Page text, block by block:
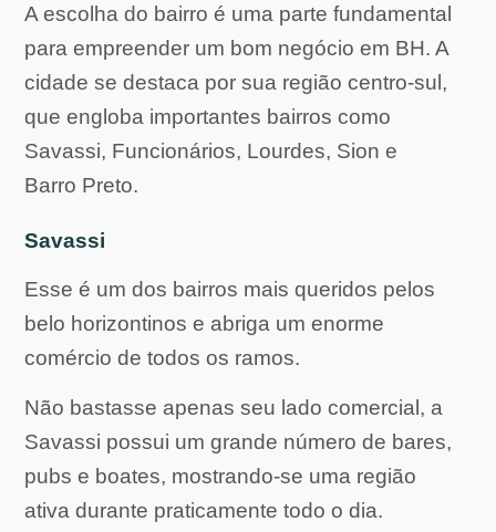
A escolha do bairro é uma parte fundamental
para empreender um bom negócio em BH. A
cidade se destaca por sua região centro-sul,
que engloba importantes bairros como
Savassi, Funcionários, Lourdes, Sion e
Barro Preto.
Savassi
Esse é um dos bairros mais queridos pelos
belo horizontinos e abriga um enorme
comércio de todos os ramos.
Não bastasse apenas seu lado comercial, a
Savassi possui um grande número de bares,
pubs e boates, mostrando-se uma região
ativa durante praticamente todo o dia.